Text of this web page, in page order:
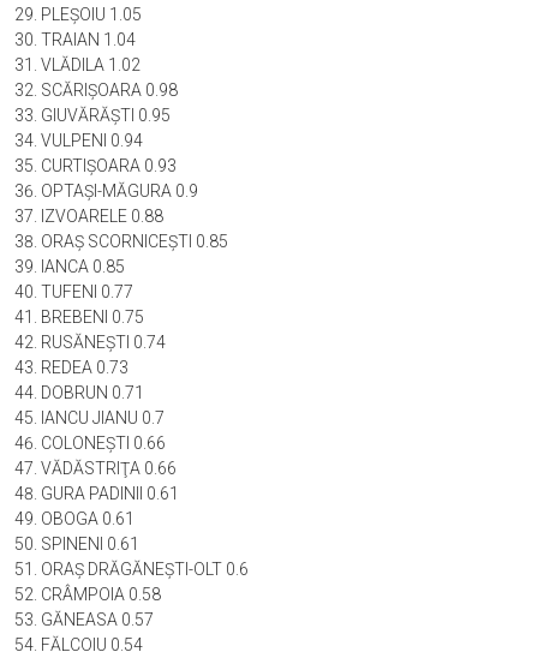
PLEŞOIU 1.05
TRAIAN 1.04
VLĂDILA 1.02
SCĂRIŞOARA 0.98
GIUVĂRĂŞTI 0.95
VULPENI 0.94
CURTIŞOARA 0.93
OPTAŞI-MĂGURA 0.9
IZVOARELE 0.88
ORAŞ SCORNICEŞTI 0.85
IANCA 0.85
TUFENI 0.77
BREBENI 0.75
RUSĂNEŞTI 0.74
REDEA 0.73
DOBRUN 0.71
IANCU JIANU 0.7
COLONEŞTI 0.66
VĂDĂSTRIŢA 0.66
GURA PADINII 0.61
OBOGA 0.61
SPINENI 0.61
ORAŞ DRĂGĂNEŞTI-OLT 0.6
CRÂMPOIA 0.58
GĂNEASA 0.57
FĂLCOIU 0.54